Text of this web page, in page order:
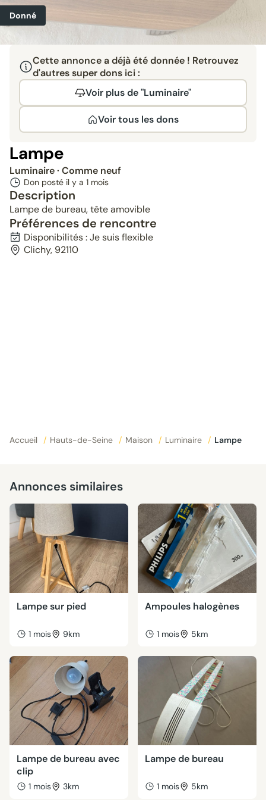
Donné
Cette annonce a déjà été donnée ! Retrouvez
d'autres super dons ici :
Voir plus de "Luminaire"
Voir tous les dons
Lampe
Luminaire· Comme neuf
Don posté il y a 1 mois
Description
Lampe de bureau, tête amovible
Préférences de rencontre
Disponibilités : Je suis flexible
Clichy, 92110
Accueil / Hauts-de-Seine / Maison / Luminaire / Lampe
Annonces similaires
Lampe sur pied
1 mois 9km
Ampoules halogènes
1 mois 5km
Lampe de bureau avec
clip
1 mois 3km
Lampe de bureau
1 mois 5km